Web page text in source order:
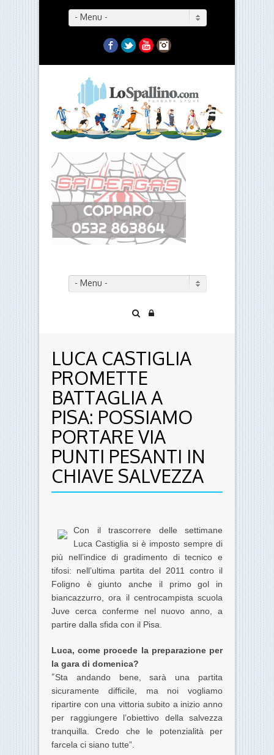
- Menu -
Facebook
TwitterYouTubeInstagram
- Menu -
LUCA CASTIGLIA
PROMETTE
BATTAGLIA A
PISA: POSSIAMO
PORTARE VIA
PUNTI PESANTI IN
CHIAVE SALVEZZA
Con il trascorrere delle settimane
Luca Castiglia si è imposto sempre di
più nell’indice di gradimento di tecnico e
tifosi: nell’ultima partita del 2011 contro il
Foligno è giunto anche il primo gol in
biancazzurro, ora il centrocampista scuola
Juve cerca conferme nel nuovo anno, a
partire dalla sfida con il Pisa.
Luca, come procede la preparazione per
la gara di domenica?
“Sta andando bene, sarà una partita
sicuramente difficile, ma noi vogliamo
ripartire con una vittoria subito a inizio anno
per raggiungere l’obiettivo della salvezza
tranquilla. Credo che le potenzialità per
farcela ci siano tutte”.